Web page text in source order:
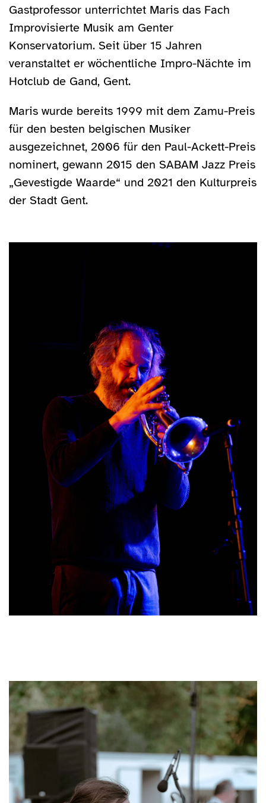
Gastprofessor unterrichtet Maris das Fach
Improvisierte Musik am Genter
Konservatorium. Seit über 15 Jahren
veranstaltet er wöchentliche Impro-Nächte im
Hotclub de Gand, Gent.
Maris wurde bereits 1999 mit dem Zamu-Preis
für den besten belgischen Musiker
ausgezeichnet, 2006 für den Paul-Ackett-Preis
nominert, gewann 2015 den SABAM Jazz Preis
„Gevestigde Waarde“ und 2021 den Kulturpreis
der Stadt Gent.